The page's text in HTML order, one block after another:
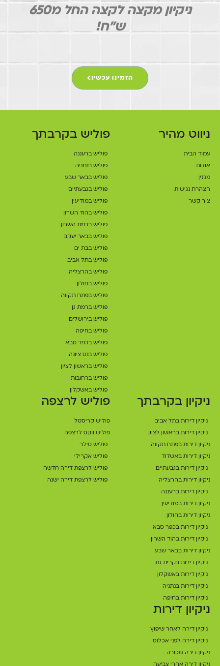
ניקיון מקצה לקצה החל מ650
ש"ח!
הזמינו עכשיו
ניווט מהיר
עמוד הבית
אודות
מגזין
הצהרת נגישות
צור קשר
פוליש בקרבתך
פוליש ברעננה
פוליש בנתניה
פוליש בבאר שבע
פוליש בגבעתיים
פוליש במודיעין
פוליש בהוד השרון
פוליש ברמת השרון
פוליש בבאר יעקב
פוליש בבת ים
פוליש בתל אביב
פוליש בהרצליה
פוליש בחולון
פוליש בפתח תקווה
פוליש ברמת גן
פוליש בירושלים
פוליש בחיפה
פוליש בכפר סבא
פוליש בנס ציונה
פוליש בראשון לציון
פוליש ברחובות
פוליש באשקלון
ניקיון בקרבתך
ניקיון דירות בתל אביב
ניקיון דירות בראשון לציון
ניקיון דירות בפתח תקווה
ניקיון דירות באשדוד
ניקיון דירות בגבעתיים
ניקיון דירות בהרצליה
ניקיון דירות ברעננה
ניקיון דירות במודיעין
ניקיון דירות בחולון
ניקיון דירות בכפר סבא
ניקיון דירות בהוד השרון
ניקיון דירות בבאר שבע
ניקיון דירות בקרית גת
ניקיון דירות באשקלון
ניקיון דירות בנתניה
ניקיון דירות בחיפה
פוליש לרצפה
פוליש קריסטל
פוליש ווקס לרצפה
פוליש סילר
פוליש אקרילי
פוליש לרצפת דירה חדשה
פוליש לרצפת דירה ישנה
ניקיון דירות
ניקיון דירה לאחר שיפוץ
ניקיון דירה לפני אכלוס
ניקיון דירה שכורה
ניקיון דירה אחרי צביעה